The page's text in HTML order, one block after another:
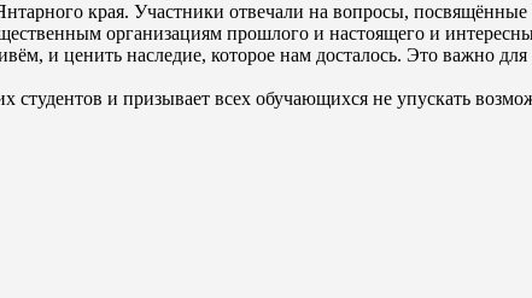
края. Участники отвечали на вопросы,
организациям прошлого и настоящего и
и ценить наследие, которое нам досталось. Это важно
и призывает всех обучающихся не упускать